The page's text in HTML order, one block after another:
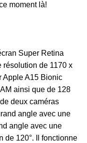
moment là!
Super Retina
résolution de 1170 x
Apple A15 Bionic
ainsi que de 128
deux caméras
angle avec une
angle avec une
de 120°. Il fonctionne